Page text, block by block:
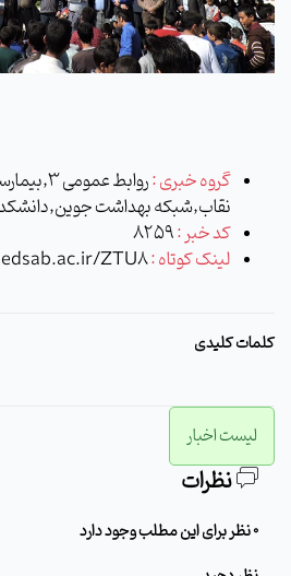
گروه خبری :
روابط
نقاب,شبکه بهداشت
کد خبر :8259
لینک کوتاه :ZTU8
کلمات کلیدی
لیست اخبار
نظرات
0 نظر برای این مطلب وجود دارد